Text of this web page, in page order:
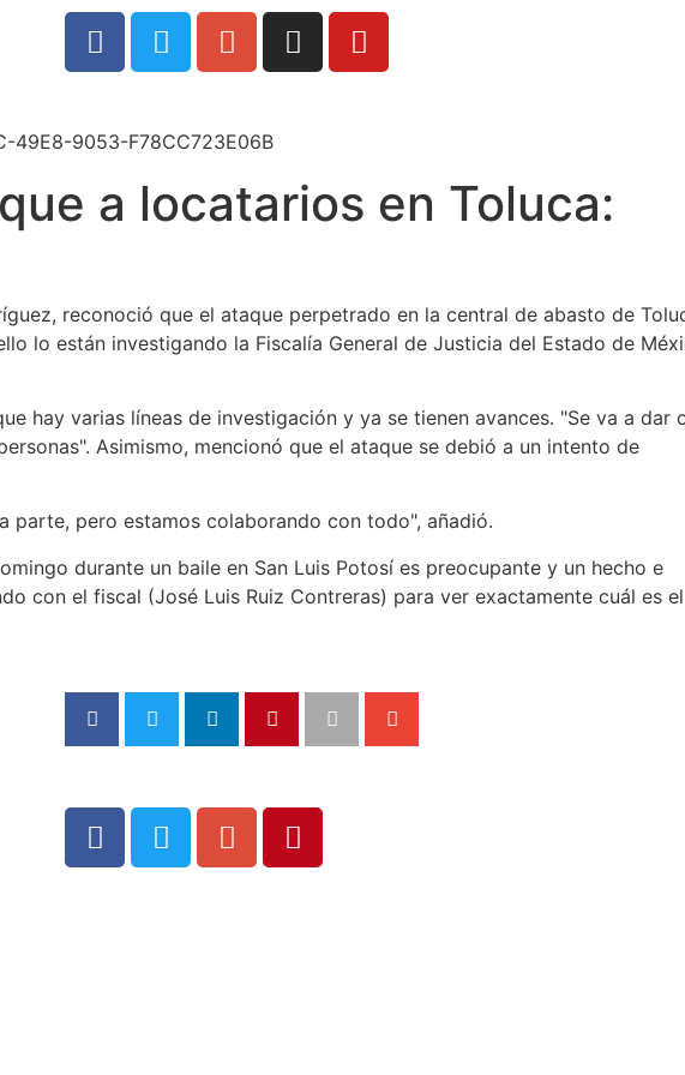
a locatarios en Toluca:
reconoció que el ataque perpetrado en la central de abasto de
lo están investigando la Fiscalía General de Justicia del Estado de
hay varias líneas de investigación y ya se tienen avances.
Se va a dar
. Asimismo, mencionó que el ataque se debió a un intento de
parte, pero estamos colaborando con todo , añadió.
durante un baile en San Luis Potosí es preocupante y un hecho e
con el fiscal (José Luis Ruiz Contreras) para ver exactamente cuál es el